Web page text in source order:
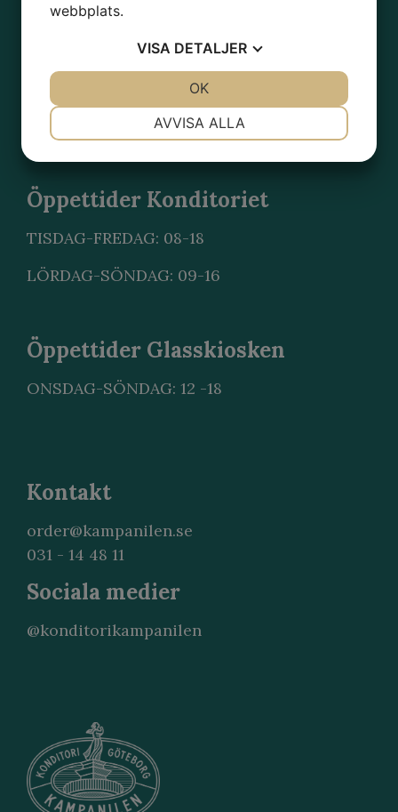
Konditori Kampanilen
Karl Johansgatan 5
Öppettider Konditoriet
TISDAG-FREDAG: 08-18
LÖRDAG-SÖNDAG: 09-16
Öppettider Glasskiosken
ONSDAG-SÖNDAG: 12 -18
Kontakt
order@kampanilen.se
031 - 14 48 11
Sociala medier
@konditorikampanilen
webbplats.
VISA DETALJER
AVVISA ALLA
OK